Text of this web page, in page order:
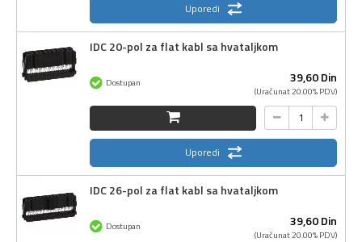
Uporedi
IDC 20-pol za flat kabl sa hvataljkom
39,60Din
(Uračunat 20.00% PDV)
Dostupan
Uporedi
IDC 26-pol za flat kabl sa hvataljkom
39,60Din
(Uračunat 20.00% PDV)
Dostupan